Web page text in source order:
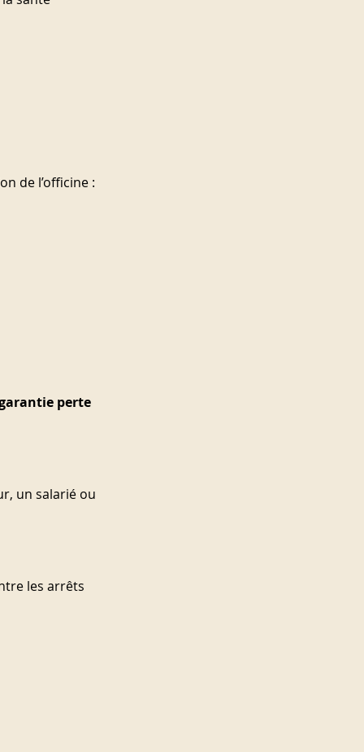
de l’officine :
perte
un salarié ou
les arrêts